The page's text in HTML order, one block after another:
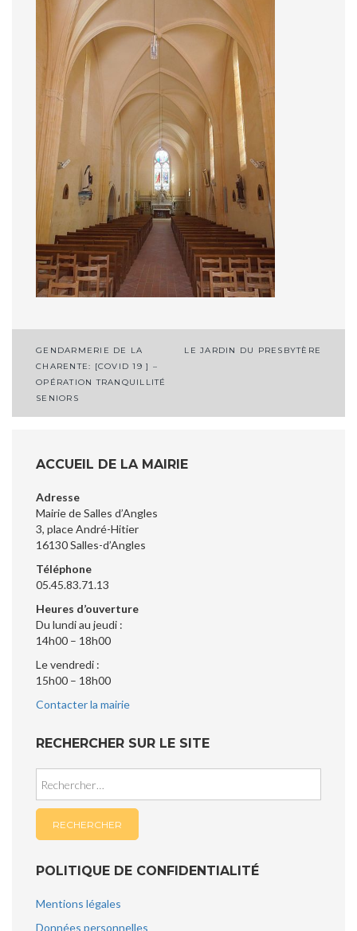
Navigation
de
l’article
GENDARMERIE DE LA
CHARENTE: [COVID 19 ] –
OPÉRATION TRANQUILLITÉ
SENIORS
LE JARDIN DU PRESBYTÈRE
ACCUEIL DE LA MAIRIE
Adresse
Mairie de Salles d’Angles
3, place André-Hitier
16130 Salles-d’Angles
Téléphone
05.45.83.71.13
Heures d’ouverture
Du lundi au jeudi :
14h00 – 18h00
Le vendredi :
15h00 – 18h00
Contacter la mairie
RECHERCHER SUR LE SITE
POLITIQUE DE CONFIDENTIALITÉ
Mentions légales
Données personnelles